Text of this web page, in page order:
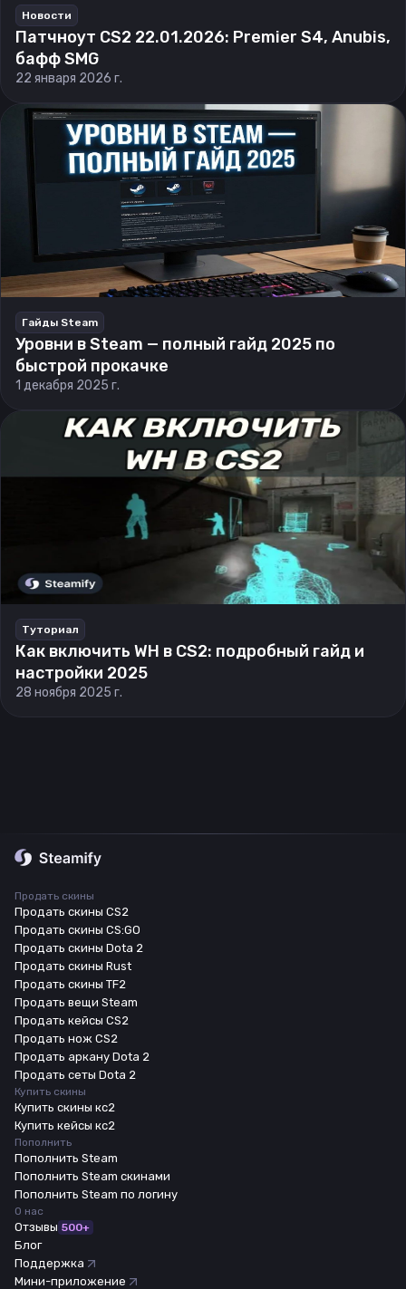
Новости
Патчноут CS2 22.01.2026: Premier S4, Anubis,
бафф SMG
22 января 2026 г.
Гайды Steam
Уровни в Steam — полный гайд 2025 по
быстрой прокачке
1 декабря 2025 г.
Туториал
Как включить WH в CS2: подробный гайд и
настройки 2025
28 ноября 2025 г.
Продать скины
Продать скины CS2
Продать скины CS:GO
Продать скины Dota 2
Продать скины Rust
Продать скины TF2
Продать вещи Steam
Продать кейсы CS2
Продать нож CS2
Продать аркану Dota 2
Продать сеты Dota 2
Купить скины
Купить скины кс2
Купить кейсы кс2
Пополнить
Пополнить Steam
Пополнить Steam скинами
Пополнить Steam по логину
О нас
Отзывы 500+
Блог
Поддержка
Мини-приложение